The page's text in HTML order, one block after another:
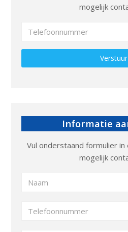
mogelijk
Gelieve dit veld leeg te laten.
Informatie
Vul onderstaand formulier
mogelijk